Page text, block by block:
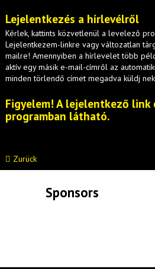
Lejelentkezés a hírlevélről
Kérlek, kattints közvetlenül a levelező
Lejelentkezem-linkre vagy változatlan
mailre! Amennyiben a hírlevelet több
aktív egy másik e-mail-címről az
minden törlendő címet megadva küldj
Figyelem! A lejelentkező link
programban látható.
Zurück
Sponsors